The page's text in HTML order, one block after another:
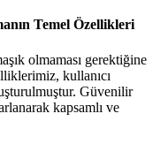
Temel Özellikleri
olmaması gerektiğine
kullanıcı
Güvenilir
kapsamlı ve